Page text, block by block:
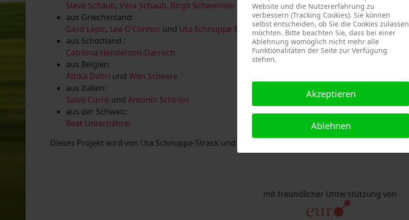
Steve Schaub, Vera Schaub, Birgit Schweimler & Serge DevadderundRolf Thärichen
aus Griechenland:
Gerd Lepic, Lee O’Connor und Uta Schnuppe Strack
aus Schottland :
Catriona Henderson-Darroch
aus Belgien:
Attika Dahri und Wim Scheere
aus Italien:
Salvo Curro und Antonio Schirosi
aus der Schweiz:
Beat Unternährer
Dieses Projekt wird von Uta Schnuppe-Strack und Eric Schaftlein organisiert.
mit freundlicher Unterstützung von
Website und die Nutzererfahrung zu
verbessern (Tracking Cookies). Sie können
selbst entscheiden, ob Sie die Cookies zulassen
möchten. Bitte beachten Sie, dass bei einer
Ablehnung womöglich nicht mehr alle
Funktionalitäten der Seite zur Verfügung
stehen.
Akzeptieren
Ablehnen